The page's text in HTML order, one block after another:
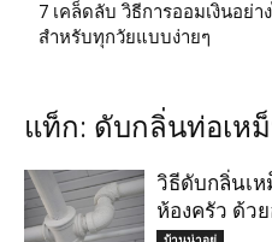
แท็ก: ดับกลิ่นท่อเห
วิธีดับกลิ่นเ
ห้องครัว ด้ว
7 เคล็ดลับ วิธีการออมเงินอย่า
สำหรับทุกวัยแบบง่ายๆ